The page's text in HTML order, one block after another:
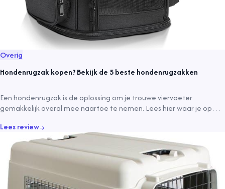
Overig
Hondenrugzak kopen? Bekijk de 5 beste hondenrugzakken
Een hondenrugzak is de oplossing om je trouwe viervoeter
gemakkelijk overal mee naartoe te nemen. Lees hier waar je op
Lees review